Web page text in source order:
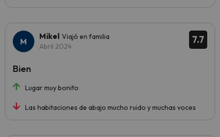
7.7
Mikel Viajó en familia
Abril 2024
Lugar muy bonito
Las habitaciones de abajo mucho ruido y muchas voces
Bien